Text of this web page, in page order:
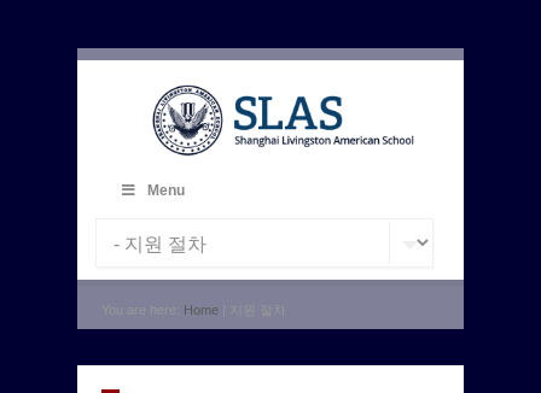
Menu
You are here: Home